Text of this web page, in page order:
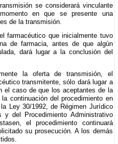
se considerará vinculante
en que se presente una
de la transmisión.
farmacéutico que inicialmente tuvo
de farmacia, antes de que algún
dará lugar a la conclusión del
la oferta de transmisión, el
transmitente, sólo dará lugar a
el caso de que los aceptantes de la
continuación del procedimiento en
Ley 30/1992, de Régimen Jurídico
y del Procedimiento Administrativo
el procedimiento continuará
su prosecución. A los demás